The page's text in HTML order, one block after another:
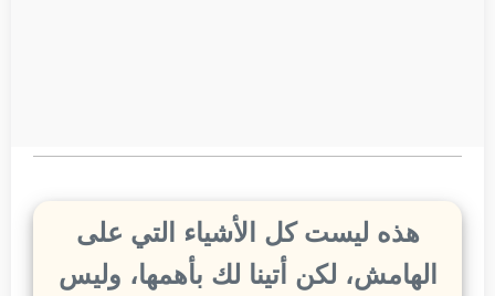
هذه ليست كل الأشياء التي على
الهامش، لكن أتينا لك بأهمها، وليس